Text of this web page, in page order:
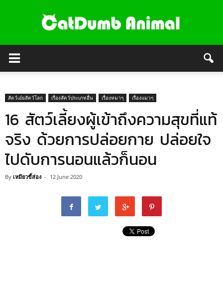
สัตว์เอ๋ยสัตว์โลก เรื่องสัตว์ประเภทอื่น เรื่องหมาๆ เรื่องแมวๆ
16 สัตว์เลี้ยงผู้เข้าถึงความสุขที่แท้
จริง ด้วยการปล่อยกาย ปล่อยใจ
ไปดับการนอนแล้วก็นอน
By เหมียวขี้ส่อง - 12 June 2020